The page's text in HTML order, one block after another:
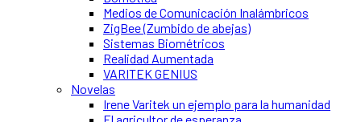
Medios de Comunicación Inalámbricos
ZigBee (Zumbido de abejas)
Sistemas Biométricos
Realidad Aumentada
VARITEK GENIUS
Novelas
Irene Varitek un ejemplo para la humanidad